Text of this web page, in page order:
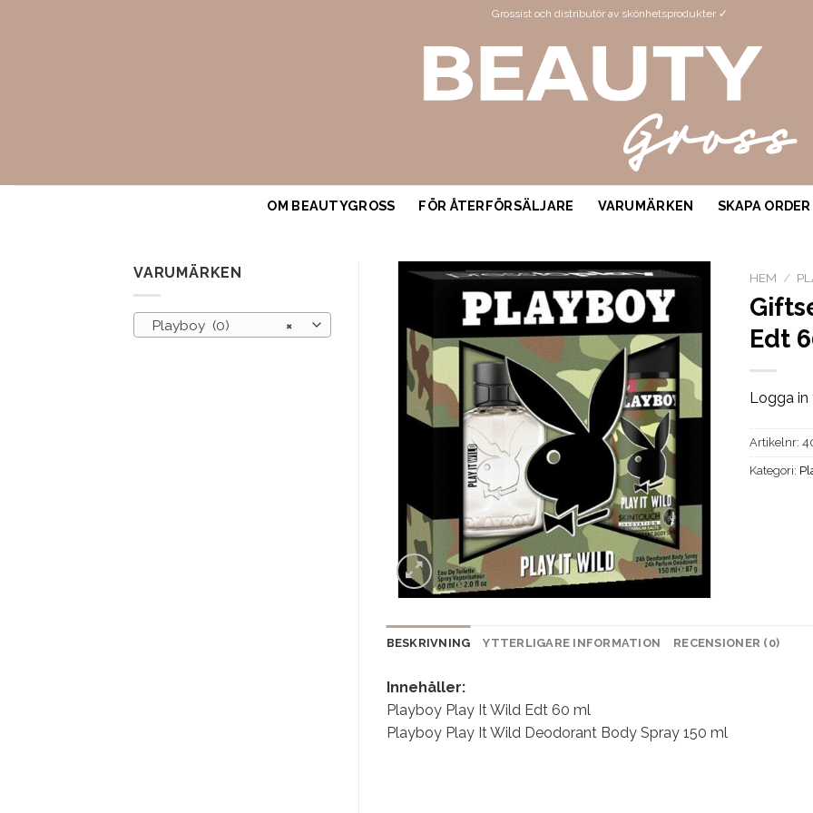
Grossist och distributör av skönhetsprodukter ✓
OM BEAUTYGROSS FÖR ÅTERFÖRSÄLJARE VARUMÄRKEN SKAPA ORDER
VARUMÄRKEN
×
Playboy (0)
HEM /
Edt
Logga in
Artikelnr:
Kategori:
BESKRIVNING YTTERLIGARE INFORMATION RECENSIONER (0)
Innehåller:
Playboy Play It Wild Edt 60 ml
Playboy Play It Wild Deodorant Body Spray 150 ml